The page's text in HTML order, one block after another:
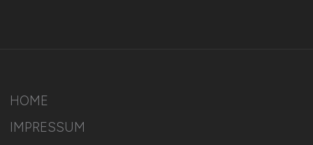
HOME
IMPRESSUM